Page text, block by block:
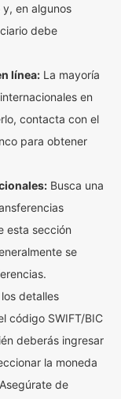
en algunos
debe
línea: La mayoría
en
contacta con el
para obtener
Busca una
esta sección
se
detalles
código SWIFT/BIC
deberás ingresar
la moneda
de